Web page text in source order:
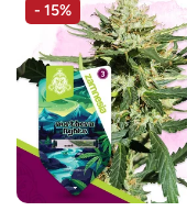
- 15%